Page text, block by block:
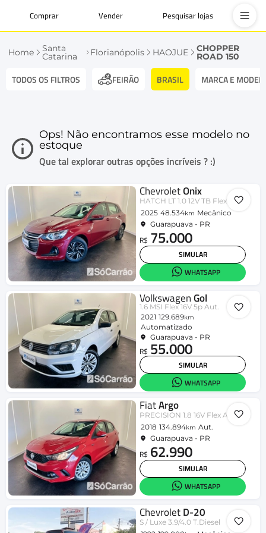
Comprar Vender Pesquisar lojas
Home Santa
Catarina Florianópolis HAOJUE CHOPPER
ROAD 150
TODOS OS FILTROS FEIRÃO BRASIL MARCA E
Ops! Não encontramos esse modelo no
estoque
Que tal explorar outras opções incríveis ? :)
ChevroletOnix
HATCH LT 1.0 12V TB Flex 5p Mec.
2025 48.534km Mecânico
Guarapuava - PR
R$ 75.000
SIMULAR
WHATSAPP
VolkswagenGol
1.6 MSI Flex 16V 5p Aut.
2021 129.689km
Automatizado
Guarapuava - PR
R$ 55.000
SIMULAR
WHATSAPP
FiatArgo
PRECISION 1.8 16V Flex Aut.
2018 134.894km Aut.
Guarapuava - PR
R$ 62.990
SIMULAR
WHATSAPP
ChevroletD-20
S / Luxe 3.9/4.0 T.Diesel